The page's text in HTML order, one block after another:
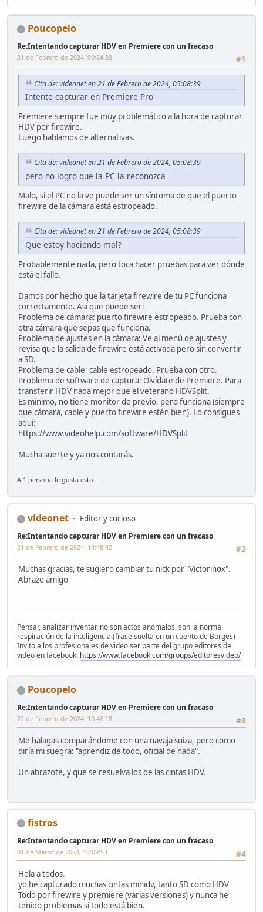
Poucopelo
Re:Intentando capturar HDV en Premiere con un fracaso
#1
21 de Febrero de 2024, 09:54:38
Cita de: videonet en 21 de Febrero de 2024, 05:08:39
Intente capturar en Premiere Pro
Premiere siempre fue muy problemático a la hora de capturar
HDV por firewire.
Luego hablamos de alternativas.
Cita de: videonet en 21 de Febrero de 2024, 05:08:39
pero no logro que la PC la reconozca
Malo, si el PC no la ve puede ser un síntoma de que el puerto
firewire de la cámara está estropeado.
Cita de: videonet en 21 de Febrero de 2024, 05:08:39
Que estoy haciendo mal?
Probablemente nada, pero toca hacer pruebas para ver dónde
está el fallo.
Damos por hecho que la tarjeta firewire de tu PC funciona
correctamente. Así que puede ser:
Problema de cámara: puerto firewire estropeado. Prueba con
otra cámara que sepas que funciona.
Problema de ajustes en la cámara: Ve al menú de ajustes y
revisa que la salida de firewire está activada pero sin convertir
a SD.
Problema de cable: cable estropeado. Prueba con otro.
Problema de software de captura: Olvídate de Premiere. Para
transferir HDV nada mejor que el veterano HDVSplit.
Es mínimo, no tiene monitor de previo, pero funciona (siempre
que cámara, cable y puerto firewire estén bien). Lo consigues
aquí:
https://www.videohelp.com/software/HDVSplit
Mucha suerte y ya nos contarás.
A 1 persona le gusta esto.
videonet Editor y curioso
Re:Intentando capturar HDV en Premiere con un fracaso
#2
21 de Febrero de 2024, 14:48:42
Muchas gracias, te sugiero cambiar tu nick por "Victorinox".
Abrazo amigo
Pensar, analizar inventar, no son actos anómalos, son la normal
respiración de la inteligencia.(frase suelta en un cuento de Borges)
Invito a los profesionales de video ser parte del grupo editores de
video en facebook: https://www.facebook.com/groups/editoresvideo/
Poucopelo
Re:Intentando capturar HDV en Premiere con un fracaso
#3
22 de Febrero de 2024, 10:46:18
Me halagas comparándome con una navaja suiza, pero como
diría mi suegra: "aprendiz de todo, oficial de nada".
Un abrazote, y que se resuelva los de las cintas HDV.
fistros
Re:Intentando capturar HDV en Premiere con un fracaso
#4
01 de Marzo de 2024, 10:09:53
Hola a todos.
yo he capturado muchas cintas minidv, tanto SD como HDV
Todo por firewire y premiere (varias versiones) y nunca he
tenido problemas si todo está bien.